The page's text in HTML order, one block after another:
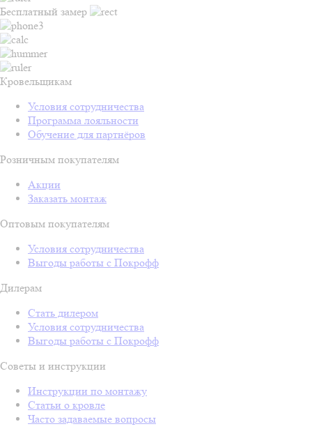
Бесплатный замер
Кровельщикам
Условия сотрудничества
Программа лояльности
Обучение для партнёров
Розничным покупателям
Акции
Заказать монтаж
Оптовым покупателям
Условия сотрудничества
Выгоды работы с Покрофф
Дилерам
Стать дилером
Условия сотрудничества
Выгоды работы с Покрофф
Советы и инструкции
Инструкции по монтажу
Статьи о кровле
Часто задаваемые вопросы